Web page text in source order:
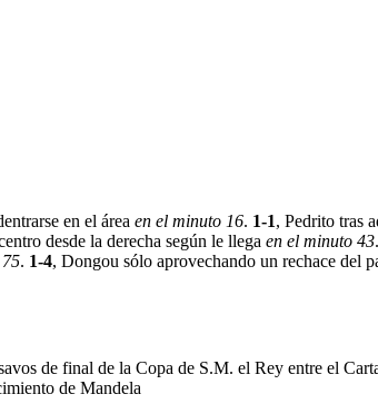
en el área en el minuto 16. 1-1, Pedrito tras
desde la derecha según le llega en el minuto 43.
. 1-4, Dongou sólo aprovechando un rechace del
de final de la Copa de S.M. el Rey entre el
de Mandela